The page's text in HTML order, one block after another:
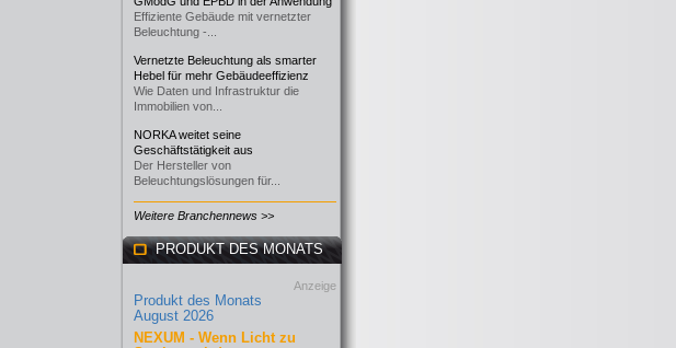
Effiziente Gebäude mit vernetzter
Beleuchtung -...
Vernetzte Beleuchtung als smarter
Hebel für mehr Gebäudeeffizienz
Wie Daten und Infrastruktur die
Immobilien von...
NORKA weitet seine
Geschäftstätigkeit aus
Der Hersteller von
Beleuchtungslösungen für...
Weitere Branchennews >>
PRODUKT DES MONATS
Anzeige
Produkt des Monats
August 2026
NEXUM - Wenn Licht zu